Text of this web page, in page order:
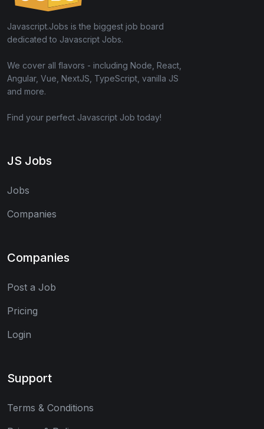
Javascript.Jobs is the biggest job board
dedicated to Javascript Jobs.
We cover all flavors - including Node, React,
Angular, Vue, NextJS, TypeScript, vanilla JS
and more.
Find your perfect Javascript Job today!
JS Jobs
Jobs
Companies
Companies
Post a Job
Pricing
Login
Support
Terms & Conditions